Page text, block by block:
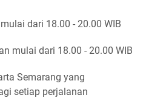
dari 18.00 - 20.00 WIB
mulai dari 18.00 - 20.00 WIB
Semarang yang
setiap perjalanan